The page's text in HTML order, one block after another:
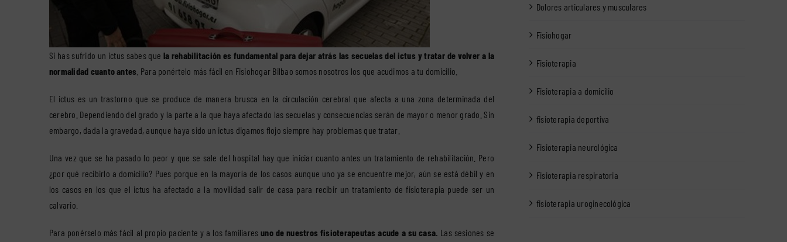
Si has sufrido un ictus sabes que la rehabilitación es fundamental para dejar atrás las secuelas del ictus y tratar de volver a la
normalidad cuanto antes . Para ponértelo más fácil en Fisiohogar Bilbao somos nosotros los que acudimos a tu domicilio.
El ictus es un trastorno que se produce de manera brusca en la circulación cerebral que afecta a una zona determinada del
cerebro. Dependiendo del grado y la parte a la que haya afectado las secuelas y consecuencias serán de mayor o menor grado. Sin
embargo, dada la gravedad, aunque haya sido un ictus digamos flojo siempre hay problemas que tratar.
Una vez que se ha pasado lo peor y que se sale del hospital hay que iniciar cuanto antes un tratamiento de rehabilitación. Pero
¿por qué recibirlo a domicilio? Pues porque en la mayoría de los casos aunque uno ya se encuentre mejor, aún se está débil y en
los casos en los que el ictus ha afectado a la movilidad salir de casa para recibir un tratamiento de fisioterapia puede ser un
calvario.
Para ponérselo más fácil al propio paciente y a los familiares uno de nuestros fisioterapeutas acude a su casa. Las sesiones se
Dolores articulares y musculares
Fisiohogar
Fisioterapia
Fisioterapia a domicilio
fisioterapia deportiva
Fisioterapia neurológica
Fisioterapia respiratoria
fisioterapia uroginecológica